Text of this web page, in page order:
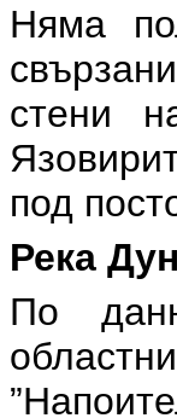
Няма
стени
под
Река
По